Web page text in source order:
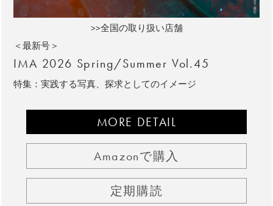
>>全国の取り扱い店舗
＜最新号＞
IMA 2026 Spring/Summer Vol.45
特集：実践する写真、探求としてのイメージ
MORE DETAIL
Amazonで購入
定期購読